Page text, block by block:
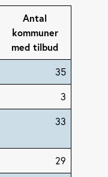
Antal
kommuner
med tilbud
35
3
33
29